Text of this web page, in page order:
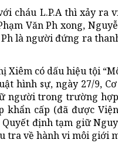
cháu L.P.A thì xảy ra
Văn Ph xong,
là người đứng ra
Xiêm có dấu hiệu tội
hình sự, ngày 27/9,
người trong trường
cấp (đã được
Quyết định tạm giữ
tra về hành vi môi giới